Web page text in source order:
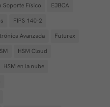
Soporte Físico
EJBCA
FIPS 140-2
Avanzada
Futurex
HSM Cloud
HSM en la nube